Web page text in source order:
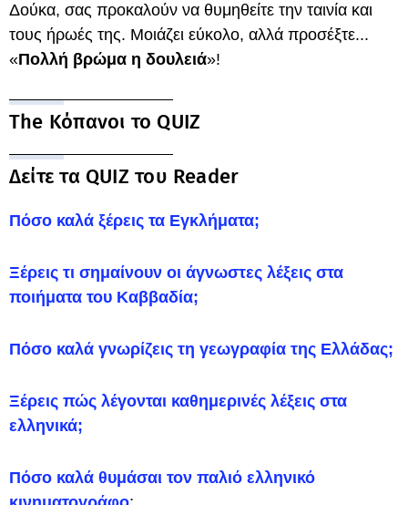
Δούκα, σας προκαλούν να θυμηθείτε την ταινία και
τους ήρωές της. Μοιάζει εύκολο, αλλά προσέξτε...
«Πολλή βρώμα η δουλειά»!
The Κόπανοι το QUIZ
Δείτε τα QUIZ του Reader
Πόσο καλά ξέρεις τα Εγκλήματα;
Ξέρεις τι σημαίνουν οι άγνωστες λέξεις στα
ποιήματα του Καββαδία;
Πόσο καλά γνωρίζεις τη γεωγραφία της Ελλάδας;
Ξέρεις πώς λέγονται καθημερινές λέξεις στα
ελληνικά;
Πόσο καλά θυμάσαι τον παλιό ελληνικό